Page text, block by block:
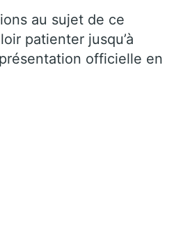
au sujet de ce
patienter jusqu’à
officielle en